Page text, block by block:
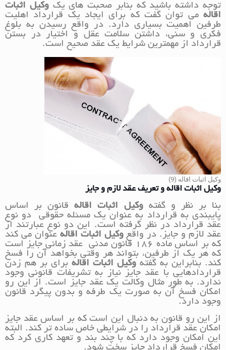
توجه داشته باشید که بنابر صحبت های یکوکیل اثبات
اقاله می توان گفت که برای ایجاد یک قرارداد اهلیت
طرفین اهمیت بسیاری دارد. در واقع رسیدن به بلوغ
فکری و سنی، داشتن سلامت عقل و اختیار در بستن
قرارداد از مهمترین شرایط یک عقد صحیح است.
وکیل اثبات اقاله (9)
وکیل اثبات اقاله و تعریف عقد لازم و جایز
بنا بر نظر و گفتهوکیل اثبات اقالهقانون بر اساس
پایبندی به قرارداد به عنوان یک مسئله حقوقی دو نوع
عقد قرارداد در نظر گرفته است. این دو نوع عبارتند از
عقد لازم و جایز. در واقعوکیل اثبات اقاله عنوان می کند
که بر اساس ماده 186 قانون مدنی عقد زمانی جایز است
که هر یک از طرفین، بتواند هر وقتی بخواهد آن را فسخ
کند. بنابراین به گفته وکیل اثبات اقاله برای بر هم زدن
قراردادهایی با عقد جایز نیاز به تشریفات قانونی وجود
ندارد. به طور مثال وکالت یک عقد جایز است. از این رو
امکان فسخ آن به صورت یک طرفه و بدون پیگرد قانون
وجود دارد.
از این رو قانون به دنبال این است که بر اساس عقد جایز
امکان عقد قرارداد را در شرایطی خاص ساده تر کند. البته
این امکان وجود دارد که با چند بند و تعهد کاری کرد که
امکان فسخ قرارداد جایز سخت شود.